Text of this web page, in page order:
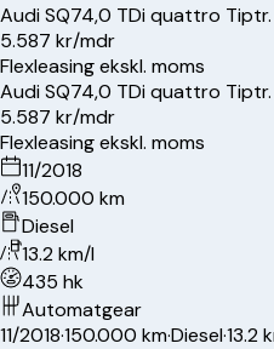
AudiSQ74,0 TDi quattro
5.587 kr/mdr
Flexleasing ekskl. moms
AudiSQ74,0 TDi quattro
5.587 kr/mdr
Flexleasing ekskl. moms
11/2018
150.000 km
Diesel
13.2 km/l
435 hk
Automatgear
11/2018·150.000 km·Diesel·13.2